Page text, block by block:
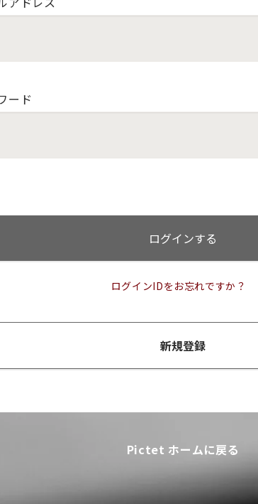
ード
ログインする
ログインIDをお忘れですか？
新規登録
Pictet ホームに戻る